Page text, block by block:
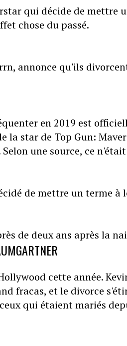
qui décide de mettre
chose du passé.
annonce qu'ils
en 2019 est
la star de Top Gun:
une source, ce
de mettre un terme à
de deux ans après la
cette année.
fracas, et le divorce
qui étaient mariés